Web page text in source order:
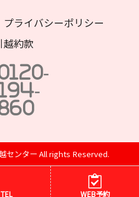
プライバシーポリシー
越約款
センター All rights Reserved.
TEL WEB予約